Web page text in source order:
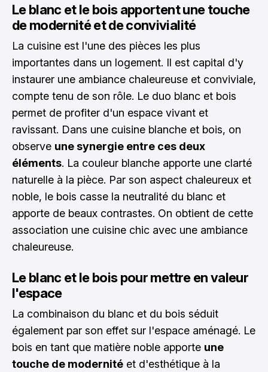
Le blanc et le bois apportent une touche
de modernité et de convivialité
La cuisine est l'une des pièces les plus
importantes dans un logement. Il est capital d'y
instaurer une ambiance chaleureuse et conviviale,
compte tenu de son rôle. Le duo blanc et bois
permet de profiter d'un espace vivant et
ravissant. Dans une cuisine blanche et bois, on
observe une synergie entre ces deux
éléments. La couleur blanche apporte une clarté
naturelle à la pièce. Par son aspect chaleureux et
noble, le bois casse la neutralité du blanc et
apporte de beaux contrastes. On obtient de cette
association une cuisine chic avec une ambiance
chaleureuse.
Le blanc et le bois pour mettre en valeur
l'espace
La combinaison du blanc et du bois séduit
également par son effet sur l'espace aménagé. Le
bois en tant que matière noble apporte une
touche de modernité et d'esthétique à la